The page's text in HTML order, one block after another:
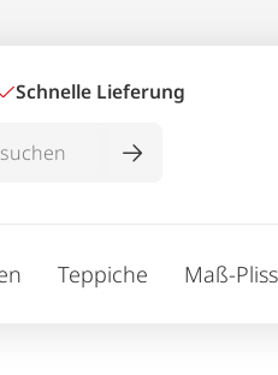
Schnelle Lieferung
Teppiche Maß-